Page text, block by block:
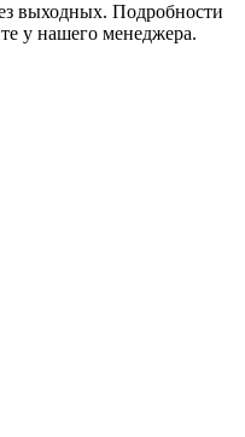
выходных. Подробности
у нашего менеджера.